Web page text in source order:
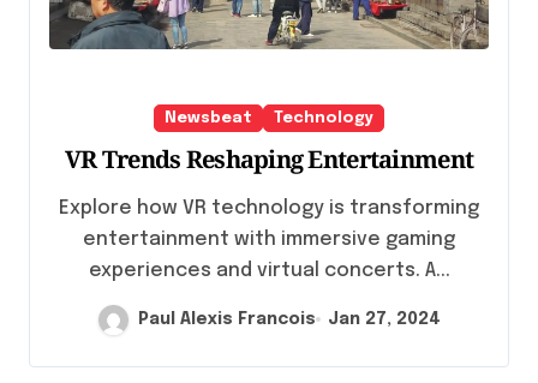
Newsbeat Technology
VR Trends Reshaping Entertainment
Explore how VR technology is transforming
entertainment with immersive gaming
experiences and virtual concerts. A...
Paul Alexis Francois Jan 27, 2024